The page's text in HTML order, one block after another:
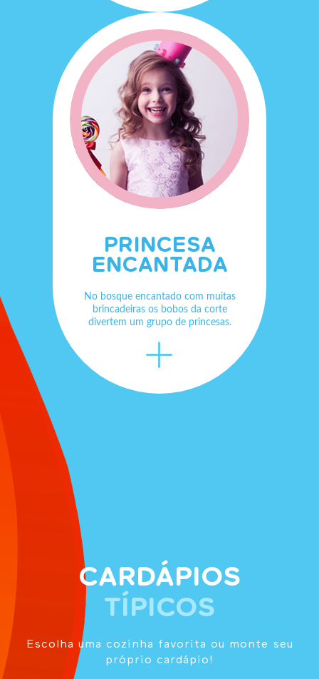
PRINCESA
ENCANTADA
No bosque encantado com muitas
brincadeiras os bobos da corte
divertem um grupo de princesas.
CARDÁPIOS
TÍPICOS
Escolha uma cozinha favorita ou monte seu
próprio cardápio!